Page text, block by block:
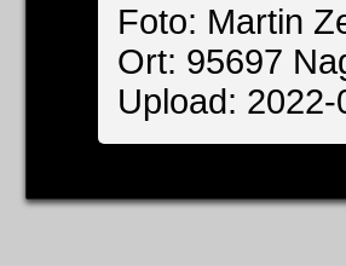
Foto: Martin
Ort: 95697
Upload: 2022-